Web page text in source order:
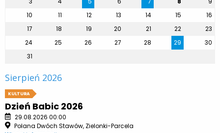
10
11 12 13 14 15
16
17
18 19 20 21 22
23
24
25 26 27 28 29
30
31
Sierpień 2026
KULTURA
Dzień Babic 2026
29.08.2026 00:00
Polana Dwóch Stawów, Zielonki-Parcela